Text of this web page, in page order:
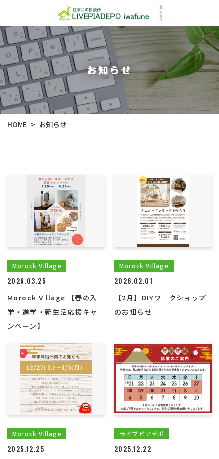
お知らせ
HOME > お知らせ
Morock Village
2026.03.25
Morock Village 【春の入
学・進学・新生活応援キャ
ンペーン】
Morock Village
2026.02.01
【2月】DIYワークショップ
のお知らせ
Morock Village
2025.12.25
ライブピアデポ
2025.12.22